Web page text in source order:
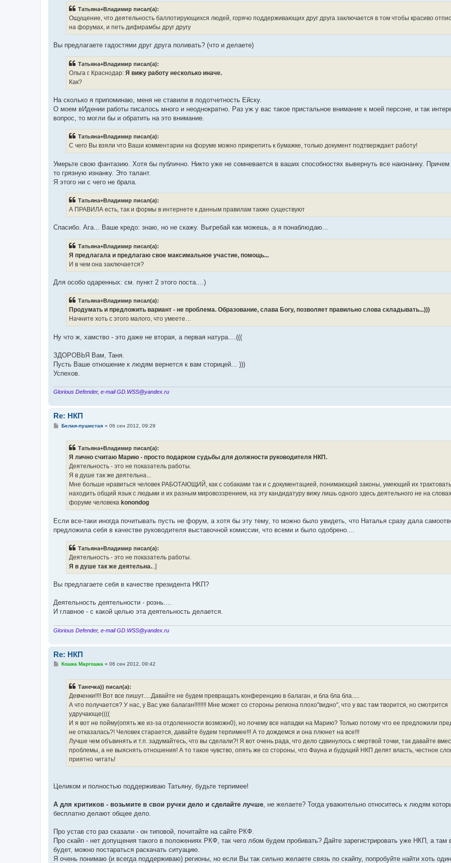
Тaтьянa+Влaдимиp писал(а):
Ощущение, что деятельность баллотирующихся людей, горячо поддерживающих друг друга заключается в том чтобы красиво
на форумах, и петь дифирамбы друг другу
Вы предлагаете гадостями друг друга поливать? (что и делаете)
Тaтьянa+Влaдимиp писал(а):
Ольга г. Краснодар: Я вижу работу несколько иначе.
Как?
На сколько я припоминаю, меня не ставили в подотчетность Ейску.
О моем вИдении работы писалось много и неоднократно. Раз уж у вас такое пристальное внимание к моей персоне, и так
вопрос, то могли бы и обратить на это внимание.
Тaтьянa+Влaдимиp писал(а):
С чего Вы взяли что Ваши комментарии на форуме можно прикрепить к бумажке, только документ подтверждает работу!
Умерьте свою фантазию. Хотя бы публично. Никто уже не сомневается в ваших способностях вывернуть все наизнанку.
то грязную изнанку. Это талант.
Я этого ни с чего не брала.
Тaтьянa+Влaдимиp писал(а):
А ПРАВИЛА есть, так и формы в интернете к данным правилам также существуют
Спасибо. Ага... Ваше кредо: знаю, но не скажу. Выгребай как можешь, а я понаблюдаю...
Тaтьянa+Влaдимиp писал(а):
Я предлагала и предлагаю свое максимальное участие, помощь...
И в чем она заключается?
Для особо одаренных: см. пункт 2 этого поста....)
Тaтьянa+Влaдимиp писал(а):
Продумать и предложить вариант - не проблема. Образование, слава Богу, позволяет правильно слова складывать...)))
Начните хоть с этого малого, что умеете…
Ну что ж, хамство - это даже не вторая, а первая натура....(((
ЗДОРОВЬЯ Вам, Таня.
Пусть Ваше отношение к людям вернется к вам сторицей... )))
Успехов.
Glorious Defender, e-mail GD.WSS@yandex.ru
Re: НКП
СБелая-пушистая» 06 сен 2012, 09:29
Тaтьянa+Влaдимиp писал(а):
Я лично считаю Марию - просто подарком судьбы для должности руководителя НКП.
Деятельность - это не показатель работы.
Я в душе так же деятельна...
Мне больше нравиться человек РАБОТАЮЩИЙ, как с собаками так и с документацией, понимающий законы, умеющий их
находить общий язык с людьми и их разным мировоззрением, на эту кандидатуру вижу лишь одного здесь деятельного не на
форуме человека konondog
Если все-таки иногда почитывать пусть не форум, а хотя бы эту тему, то можно было увидеть, что Наталья сразу дала
предложила себя в качестве руководителя выставочной комиссии, что всеми и было одобрено....
Тaтьянa+Влaдимиp писал(а):
Деятельность - это не показатель работы.
Я в душе так же деятельна...]
Вы предлагаете себя в качестве президента НКП?
Деятельность деятельности - рознь....
И главное - с какой целью эта деятельность делается.
Glorious Defender, e-mail GD.WSS@yandex.ru
Re: НКП
СКошка Маргошка» 06 сен 2012, 09:42
Танечка)) писал(а):
Девченки!!!! Вот все пишут.....Давайте не будем превращать конференцию в балаган, и бла бла бла.....
А что получается? У нас, у Вас уже балаган!!!!!!!! Мне может со стороны региона плохо"видно", что у вас там творится, но смотрится
удручающе((((
И я вот не пойму(опять же из-за отдоленности возможн0), но почему все нападки на Марию? Только потому что ее предложили
не отказалась?! Человек старается, давайте будем терпимее!!! А то дождемся и она плюнет на все!!!
Лучше чем объвинять и т.п. задумайтесь, что вы сделали?! Я вот очень рада, что дело сдвинулось с мертвой точки, так давайте
проблемы, а не выяснять отношения! А то такое чувство, опять же со стороны, что Фауна и будущий НКП делят власть, честное
приятно читать!
Целиком и полностью поддерживаю Татьяну, будьте терпимее!
А для критиков - возьмите в свои ручки дело и сделайте лучше, не желаете? Тогда уважительно относитесь к людям
бесплатно делают общее дело.
Про устав сто раз сказали - он типовой, почитайте на сайте РКФ.
Про скайп - нет допущения такого в положениях РКФ, так чего лбом будем пробивать? Дайте зарегистрировать уже НКП, а там
будет, можно постараться раскачать ситуацию.
Я очень понимаю (и всегда поддерживаю) регионы, но если Вы так сильно желаете связь по скайпу, попробуйте найти хоть